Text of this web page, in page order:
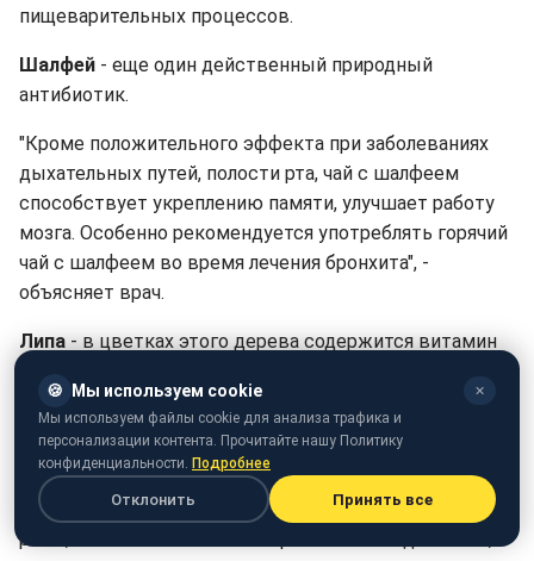
пищеварительных процессов.
Шалфей - еще один действенный природный
антибиотик.
"Кроме положительного эффекта при заболеваниях
дыхательных путей, полости рта, чай с шалфеем
способствует укреплению памяти, улучшает работу
мозга. Особенно рекомендуется употреблять горячий
чай с шалфеем во время лечения бронхита", -
объясняет врач.
Липа - в цветках этого дерева содержится витамин
липой рекомендуют пить для ускорения
выздоровления при воспалительных, простудных
заболеваниях, невралгиях, детских инфекциях.
Каркаде -
напиток, включающий цветки суданской
розы, помогает не только нормализовать давление,
🍪 Мы используем cookie ✕
Мы используем файлы cookie для анализа трафика и
персонализации контента. Прочитайте нашу Политику
конфиденциальности. Подробнее
Отклонить Принять все